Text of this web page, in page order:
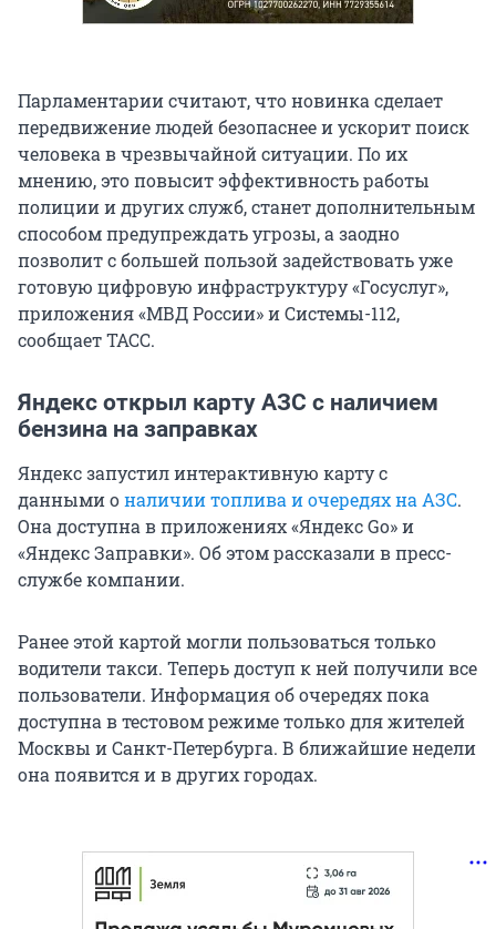
Парламентарии считают, что новинка сделает
передвижение людей безопаснее и ускорит поиск
человека в чрезвычайной ситуации. По их
мнению, это повысит эффективность работы
полиции и других служб, станет дополнительным
способом предупреждать угрозы, а заодно
позволит с большей пользой задействовать уже
готовую цифровую инфраструктуру «Госуслуг»,
приложения «МВД России» и Системы-112,
сообщает ТАСС.
Яндекс открыл карту АЗС с наличием
бензина на заправках
Яндекс запустил интерактивную карту с
данными оналичии топлива и очередях на АЗС.
Она доступна в приложениях «Яндекс Go» и
«Яндекс Заправки». Об этом рассказали в пресс-
службе компании.
Ранее этой картой могли пользоваться только
водители такси. Теперь доступ к ней получили все
пользователи. Информация об очередях пока
доступна в тестовом режиме только для жителей
Москвы и Санкт-Петербурга. В ближайшие недели
она появится и в других городах.